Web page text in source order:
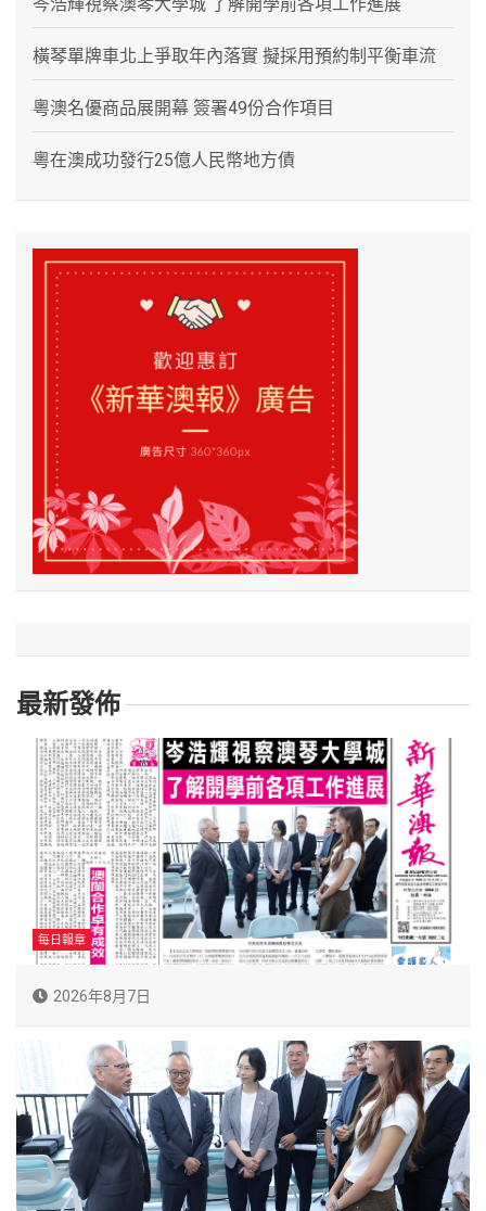
橫琴單牌車北上爭取年內落實 擬採用預約制平衡車流
粵澳名優商品展開幕 簽署49份合作項目
粵在澳成功發行25億人民幣地方債
最新發佈
每日報章
2026年8月7日